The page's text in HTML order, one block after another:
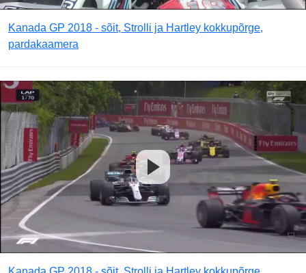
Kanada GP 2018 - sõit, Strolli ja Hartley kokkupõrge,
pardakaamera